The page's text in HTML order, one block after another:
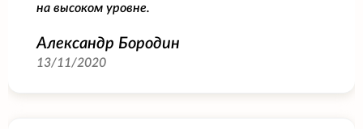
на высоком уровне.
Александр Бородин
13/11/2020